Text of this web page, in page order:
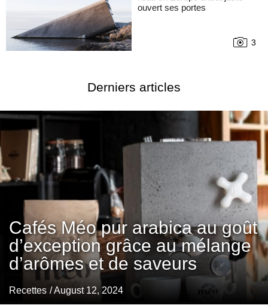
ouvert ses portes
3
Derniers articles
Cafés Méo pur arabica au goût
d’exception grâce au mélange
d’arômes et de saveurs
Recettes / August 12, 2024